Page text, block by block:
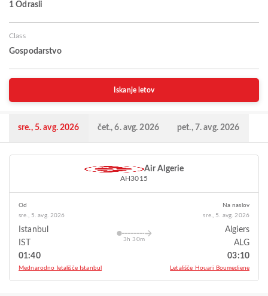
1 Odrasli
Class
Gospodarstvo
Iskanje letov
sre., 5. avg. 2026 čet., 6. avg. 2026 pet., 7. avg. 2026
Air Algerie
AH3015
Od
sre., 5. avg. 2026
Istanbul
IST
01:40
Mednarodno letališče Istanbul
3h 30m
Na naslov
sre., 5. avg. 2026
Algiers
ALG
03:10
Letališče Houari Boumediene